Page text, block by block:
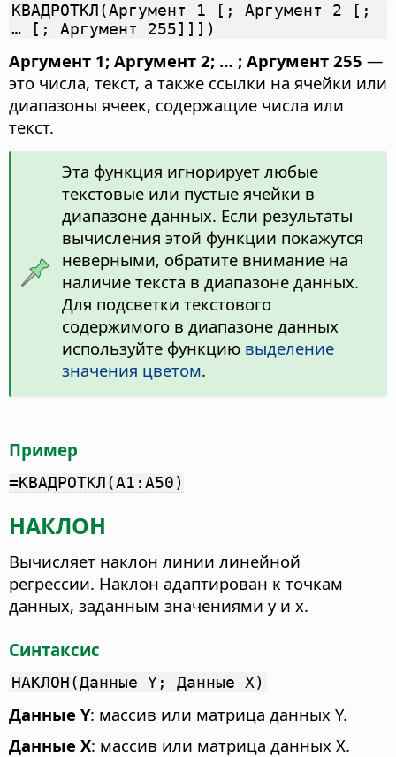
КВАДРОТКЛ(Аргумент 1 [; Аргумент 2 [;
… [; Аргумент 255]]])
Аргумент 1; Аргумент 2; … ; Аргумент 255 —
это числа, текст, а также ссылки на ячейки или
диапазоны ячеек, содержащие числа или
текст.
Эта функция игнорирует любые
текстовые или пустые ячейки в
диапазоне данных. Если результаты
вычисления этой функции покажутся
неверными, обратите внимание на
наличие текста в диапазоне данных.
Для подсветки текстового
содержимого в диапазоне данных
используйте функцию выделение
значения цветом.
Пример
=КВАДРОТКЛ(A1:A50)
НАКЛОН
Вычисляет наклон линии линейной
регрессии. Наклон адаптирован к точкам
данных, заданным значениями y и x.
Синтаксис
НАКЛОН(Данные Y; Данные X)
Данные Y: массив или матрица данных Y.
Данные X: массив или матрица данных X.